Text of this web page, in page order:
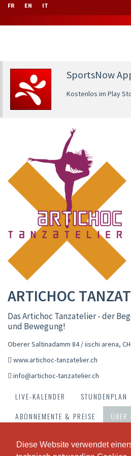
Diese Website verwendet
Diese Website verwendet
FR EN IT
SportsNow
Kostenlos im Play
ARTICHOC
Das Artichoc Tanzatelier - der
und Bewegung!
Oberer Saltinadamm 84 / iischi arena,
www.artichoc-tanzatelier.ch
info@artichoc-tanzatelier.ch
LIVE-KALENDER
STUNDENPLAN
ABONNEMENTE & PREISE
ÜBER
Wir sind ein Team von professionell
Bewegungspädagogen/innen. Unser